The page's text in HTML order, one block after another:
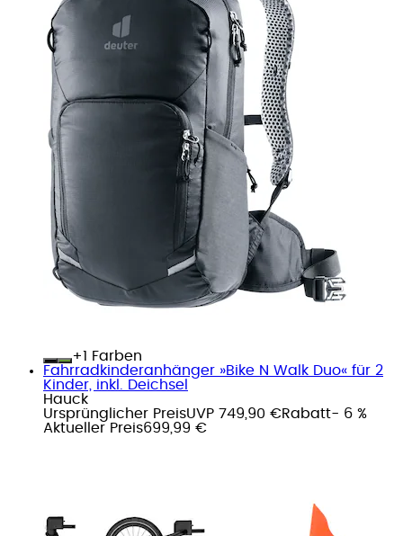
+
Farben
Fahrradkinderanhänger »Bike N Walk Duo« für 2
Kinder, inkl. Deichsel
Hauck
Ursprünglicher PreisUVP 749,90 €Rabatt- 6 %
Aktueller Preis699,99 €